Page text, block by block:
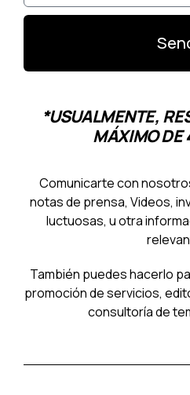
*USUALMENTE,
MÁXIMO DE
Comunicarte con
notas de prensa, Videos,
luctuosas, u otra
También puedes hacerlo
promoción de servicios,
consultoría de